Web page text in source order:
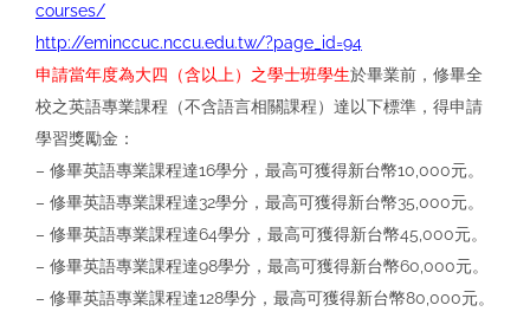
courses/
http://eminccuc.nccu.edu.tw/?page_id=94
申請當年度為⼤四（含以上）之學⼠班學⽣於畢業前，修畢全
校之英語專業課程（不含語⾔相關課程）達以下標準，得申請
學習獎勵⾦：
– 修畢英語專業課程達16學分，最⾼可獲得新台幣10,000元。
– 修畢英語專業課程達32學分，最⾼可獲得新台幣35,000元。
– 修畢英語專業課程達64學分，最⾼可獲得新台幣45,000元。
– 修畢英語專業課程達98學分，最⾼可獲得新台幣60,000元。
– 修畢英語專業課程達128學分，最⾼可獲得新台幣80,000元。